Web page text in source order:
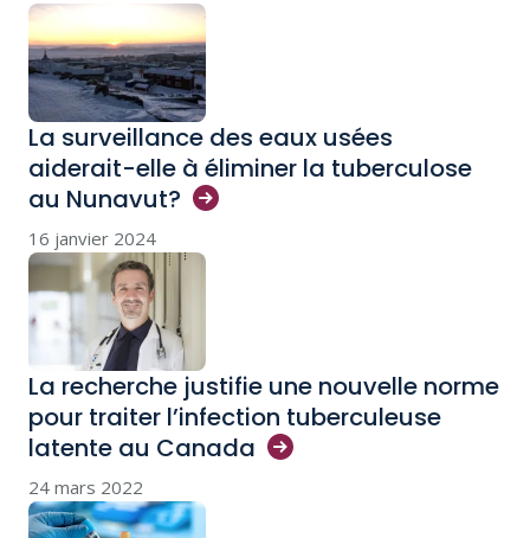
La surveillance des eaux usées
aiderait-elle à éliminer la tuberculose
au Nunavut?
16 janvier 2024
La recherche justifie une nouvelle norme
pour traiter l’infection tuberculeuse
latente au Canada
24 mars 2022